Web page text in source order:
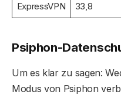
ExpressVPN 33,8
Psiphon-
Um es klar zu sagen:
Modus von Psiphon